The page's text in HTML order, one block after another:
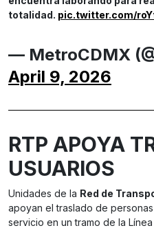
totalidad. pic.twitter.com/
— MetroCDMX
April 9, 2026
RTP APOYA
USUARIOS
Unidades de la Red de
apoyan el traslado de
servicio en un tramo de la